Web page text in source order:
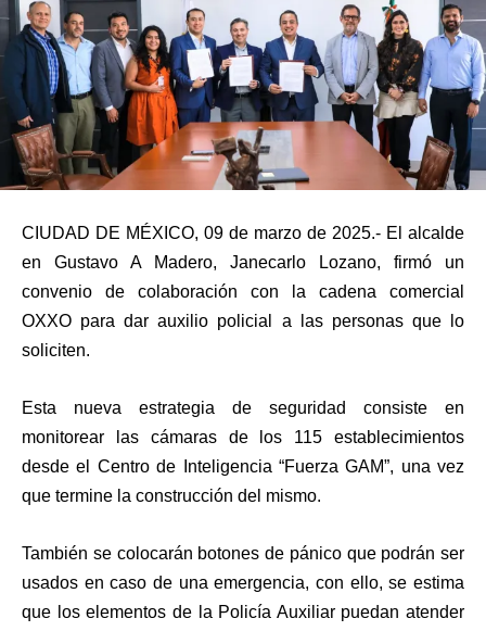
CIUDAD DE MÉXICO, 09 de marzo de 2025.- El alcalde
en Gustavo A Madero, Janecarlo Lozano, firmó un
convenio de colaboración con la cadena comercial
OXXO para dar auxilio policial a las personas que lo
soliciten.
Esta nueva estrategia de seguridad consiste en
monitorear las cámaras de los 115 establecimientos
desde el Centro de Inteligencia “Fuerza GAM”, una vez
que termine la construcción del mismo.
También se colocarán botones de pánico que podrán ser
usados en caso de una emergencia, con ello, se estima
que los elementos de la Policía Auxiliar puedan atender